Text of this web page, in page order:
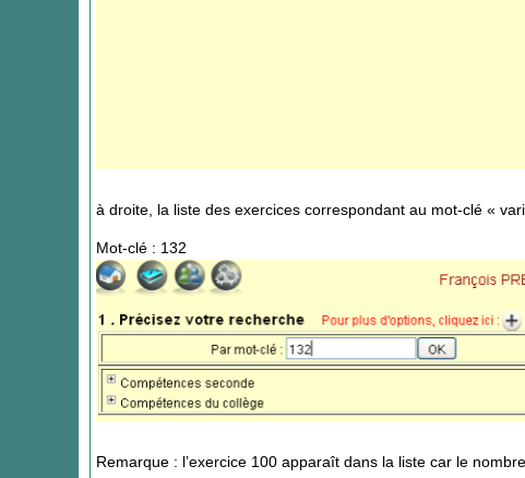
à droite, la liste des exercices correspondant au mot-clé «
Mot-clé : 132
Remarque : l’exercice 100 apparaît dans la liste car le